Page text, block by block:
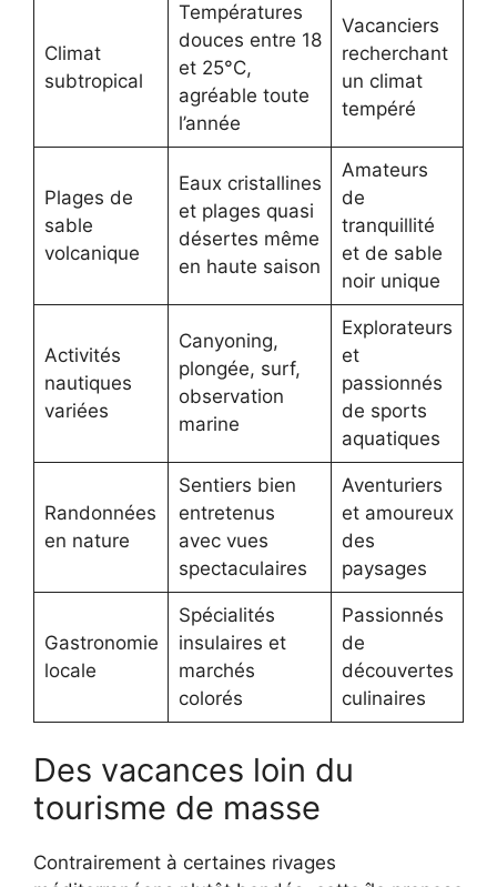
Climat
subtropical
Températures
douces entre 18
et 25°C,
agréable toute
l’année
Vacanciers
recherchant
un climat
tempéré
Plages de
sable
volcanique
Eaux cristallines
et plages quasi
désertes même
en haute saison
Amateurs
de
tranquillité
et de sable
noir unique
Activités
nautiques
variées
Canyoning,
plongée, surf,
observation
marine
Explorateurs
et
passionnés
de sports
aquatiques
Randonnées
en nature
Sentiers bien
entretenus
avec vues
spectaculaires
Aventuriers
et amoureux
des
paysages
Gastronomie
locale
Spécialités
insulaires et
marchés
colorés
Passionnés
de
découvertes
culinaires
Des vacances loin du
tourisme de masse
Contrairement à certaines rivages